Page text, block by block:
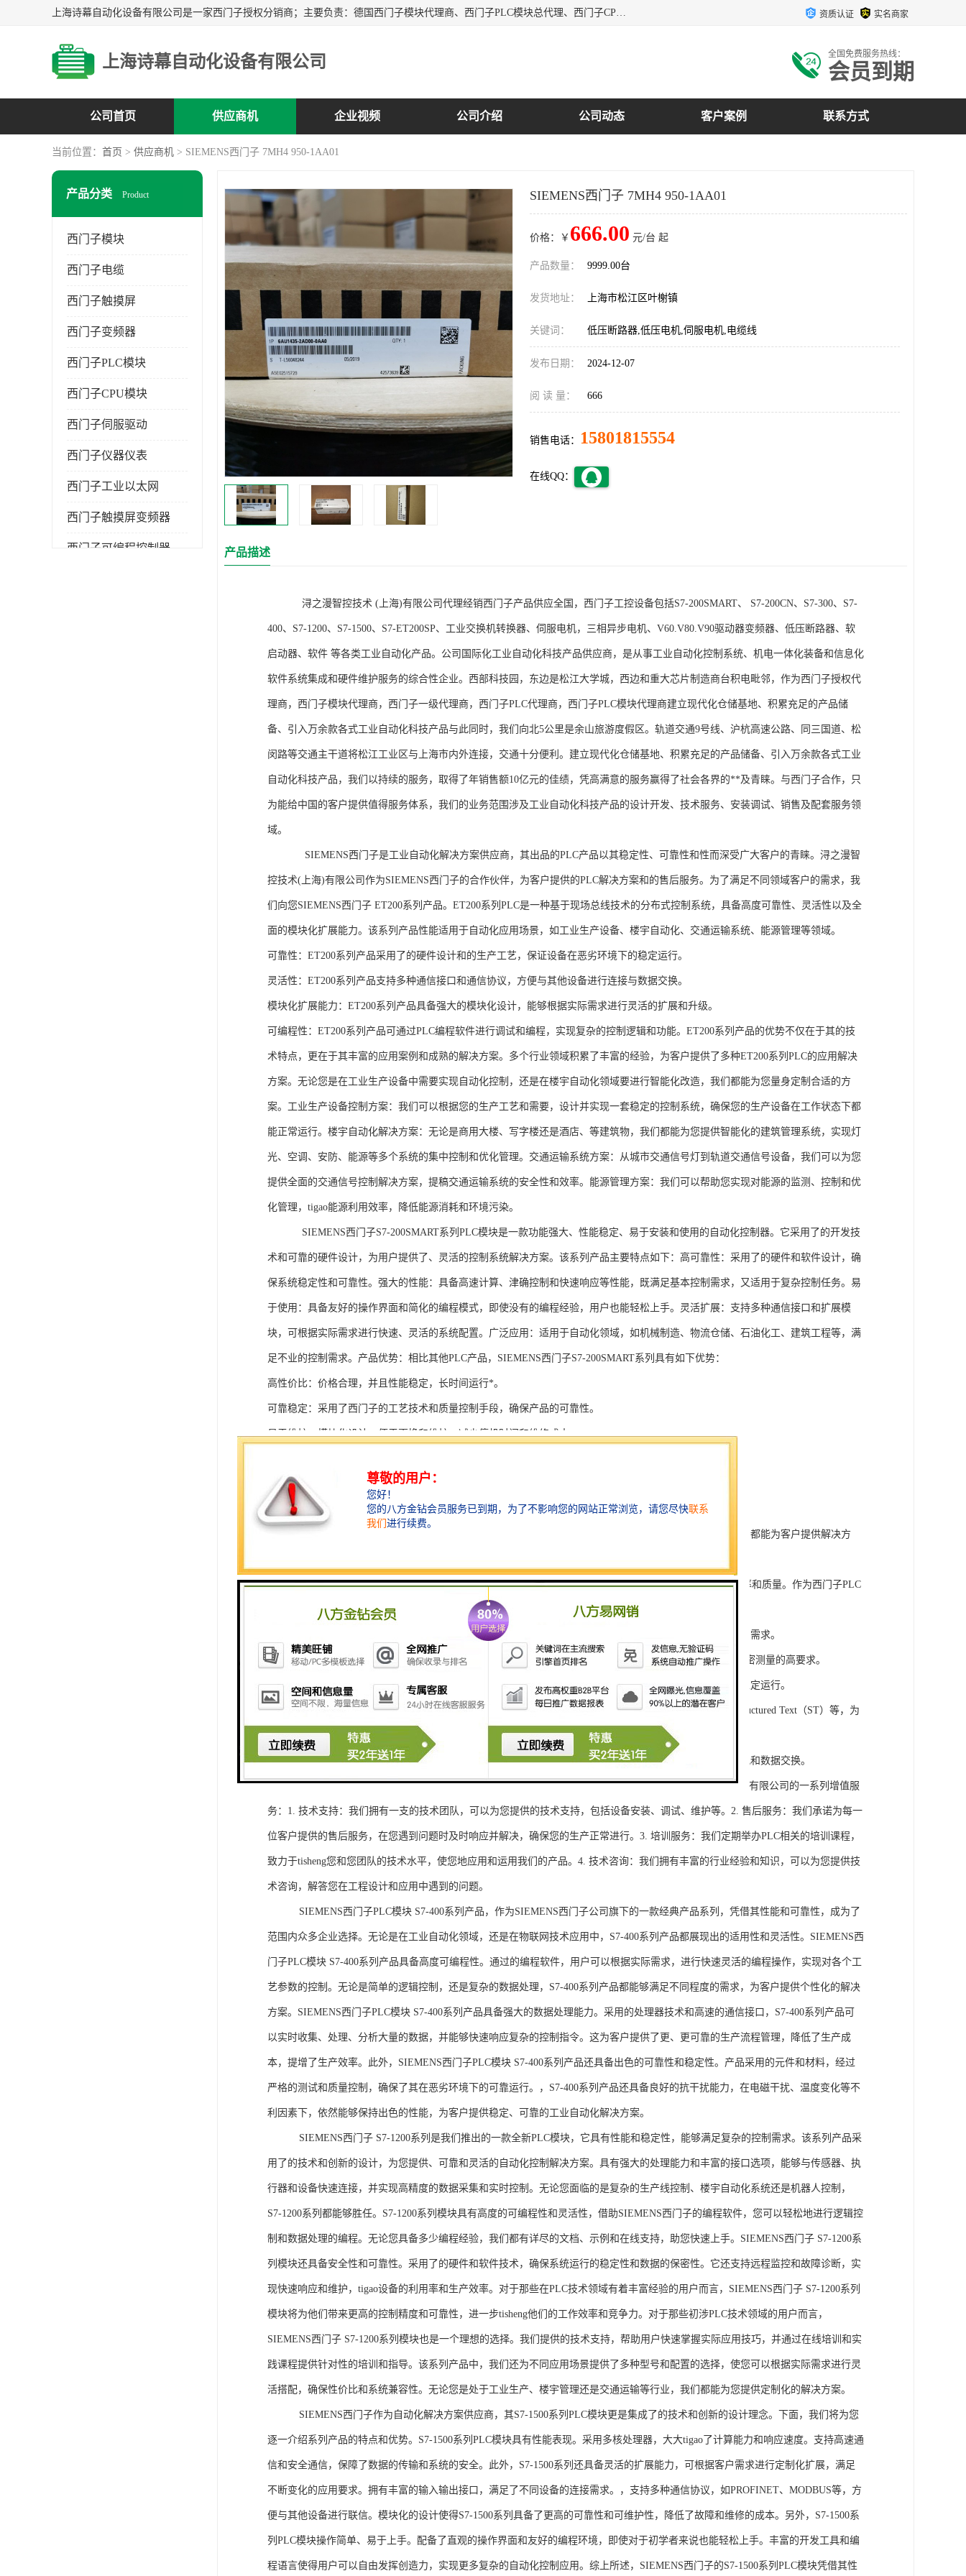
上海诗幕自动化设备有限公司是一家西门子授权分销商；主要负责：德国西门子模块代理商、西门子PLC模块总代理、西门子CPU模块代理商、西门子电缆代理、西门子触摸屏变频器总代理等专销售西门子各系列产品；实体公司，诚信经营，价格优势，品质保证，库存量大，供应！ 资质认证 实名商家
上海诗幕自动化设备有限公司 全国免费服务热线：
会员到期
公司首页 供应商机 企业视频 公司介绍 公司动态 客户案例 联系方式
当前位置： 首页 > 供应商机 > SIEMENS西门子 7MH4 950-1AA01
产品分类 Product
西门子模块
西门子电缆
西门子触摸屏
西门子变频器
西门子PLC模块
西门子CPU模块
西门子伺服驱动
西门子仪器仪表
西门子工业以太网
西门子触摸屏变频器
西门子可编程控制器
SIEMENS西门子 7MH4 950-1AA01
价格：￥ 666.00 元/台 起
产品数量： 9999.00台
发货地址： 上海市松江区叶榭镇
关键词： 低压断路器,低压电机,伺服电机,电缆线
发布日期： 2024-12-07
阅 读 量： 666
销售电话： 15801815554
在线QQ：
产品描述
浔之漫智控技术 (上海)有限公司代理经销西门子产品供应全国，西门子工控设备包括S7-200SMART、 S7-200CN、S7-300、S7-
400、S7-1200、S7-1500、S7-ET200SP、工业交换机转换器、伺服电机，三相异步电机、V60.V80.V90驱动器变频器、低压断路器、软
启动器、软件 等各类工业自动化产品。公司国际化工业自动化科技产品供应商，是从事工业自动化控制系统、机电一体化装备和信息化
软件系统集成和硬件维护服务的综合性企业。西部科技园，东边是松江大学城，西边和重大芯片制造商台积电毗邻，作为西门子授权代
理商，西门子模块代理商，西门子一级代理商，西门子PLC代理商，西门子PLC模块代理商建立现代化仓储基地、积累充足的产品储
备、引入万余款各式工业自动化科技产品与此同时，我们向北5公里是余山旅游度假区。轨道交通9号线、沪杭高速公路、同三国道、松
闵路等交通主干道将松江工业区与上海市内外连接，交通十分便利。建立现代化仓储基地、积累充足的产品储备、引入万余款各式工业
自动化科技产品，我们以持续的服务，取得了年销售额10亿元的佳绩，凭高满意的服务赢得了社会各界的**及青睐。与西门子合作，只
为能给中国的客户提供值得服务体系，我们的业务范围涉及工业自动化科技产品的设计开发、技术服务、安装调试、销售及配套服务领
域。
SIEMENS西门子是工业自动化解决方案供应商，其出品的PLC产品以其稳定性、可靠性和性而深受广大客户的青睐。浔之漫智
控技术(上海)有限公司作为SIEMENS西门子的合作伙伴，为客户提供的PLC解决方案和的售后服务。为了满足不同领域客户的需求，我
们向您SIEMENS西门子 ET200系列产品。ET200系列PLC是一种基于现场总线技术的分布式控制系统，具备高度可靠性、灵活性以及全
面的模块化扩展能力。该系列产品性能适用于自动化应用场景，如工业生产设备、楼宇自动化、交通运输系统、能源管理等领域。
可靠性：ET200系列产品采用了的硬件设计和的生产工艺，保证设备在恶劣环境下的稳定运行。
灵活性：ET200系列产品支持多种通信接口和通信协议，方便与其他设备进行连接与数据交换。
模块化扩展能力：ET200系列产品具备强大的模块化设计，能够根据实际需求进行灵活的扩展和升级。
可编程性：ET200系列产品可通过PLC编程软件进行调试和编程，实现复杂的控制逻辑和功能。ET200系列产品的优势不仅在于其的技
术特点，更在于其丰富的应用案例和成熟的解决方案。多个行业领域积累了丰富的经验，为客户提供了多种ET200系列PLC的应用解决
方案。无论您是在工业生产设备中需要实现自动化控制，还是在楼宇自动化领域要进行智能化改造，我们都能为您量身定制合适的方
案。工业生产设备控制方案：我们可以根据您的生产工艺和需要，设计并实现一套稳定的控制系统，确保您的生产设备在工作状态下都
能正常运行。楼宇自动化解决方案：无论是商用大楼、写字楼还是酒店、等建筑物，我们都能为您提供智能化的建筑管理系统，实现灯
光、空调、安防、能源等多个系统的集中控制和优化管理。交通运输系统方案：从城市交通信号灯到轨道交通信号设备，我们可以为您
提供全面的交通信号控制解决方案，提稿交通运输系统的安全性和效率。能源管理方案：我们可以帮助您实现对能源的监测、控制和优
化管理，tigao能源利用效率，降低能源消耗和环境污染。
SIEMENS西门子S7-200SMART系列PLC模块是一款功能强大、性能稳定、易于安装和使用的自动化控制器。它采用了的开发技
术和可靠的硬件设计，为用户提供了、灵活的控制系统解决方案。该系列产品主要特点如下：高可靠性：采用了的硬件和软件设计，确
保系统稳定性和可靠性。强大的性能：具备高速计算、津确控制和快速响应等性能，既满足基本控制需求，又适用于复杂控制任务。易
于使用：具备友好的操作界面和简化的编程模式，即使没有的编程经验，用户也能轻松上手。灵活扩展：支持多种通信接口和扩展模
块，可根据实际需求进行快速、灵活的系统配置。广泛应用：适用于自动化领域，如机械制造、物流仓储、石油化工、建筑工程等，满
足不业的控制需求。产品优势：相比其他PLC产品，SIEMENS西门子S7-200SMART系列具有如下优势：
高性价比：价格合理，并且性能稳定，长时间运行*。
可靠稳定：采用了西门子的工艺技术和质量控制手段，确保产品的可靠性。
易于维护：模块化设计，便于更换和维护，减少停机时间和维修成本。
灵活配置：多种通信接口和编程模式可选，满足不同用户的个性化要求。
快速部署：配备了完善的软件工具和技术支持，可快速部署系统，缩短项目周期。
在智能科技、自动化科技和机电领域内有着到的见解。无论是提供技术咨询，还是进行技术开发和转让，我们都能为客户提供解决方
SIEMENS西门子PLC模块S7-300系列产品是一系列高可靠性、高性能的工控设备，旨在tisheng生产效率和质量。作为西门子PLC
系列中的重要组成部分，S7-300系列产品具有以下突出特点：
1. 灵活性和可扩展性：S7-300系列产品设计特，可根据客户需求灵活配置输入输出模块，满足不同规模工程的需求。
2. 高速、高精度的模拟量输入输出：S7-300系列产品支持多达8个模拟量输入输出通道，可满足对于控制和精密测量的高要求。
3. 高可靠性和稳定性：S7-300系列产品采用的硬件和软件技术，具有高度可靠性和稳定性，保证系统的长期稳定运行。
4. 灵活可编程：S7-300系列产品采用TIA Portal开发环境，支持多种编程语言，如Ladder Diagram（LD）、Structured Text（ST）等，为
工程师提供了更多编程选择。
5. 可靠的通讯接口：S7-300系列产品配备丰富的通讯接口，可与其他工控设备无缝集成，实现设备之间的通讯和数据交换。
购买SIEMENS西门子PLC模块S7-300系列产品，不仅获得了可靠的工控设备，还将获得浔之漫智控技术(上海)有限公司的一系列增值服
务：1. 技术支持：我们拥有一支的技术团队，可以为您提供的技术支持，包括设备安装、调试、维护等。2. 售后服务：我们承诺为每一
位客户提供的售后服务，在您遇到问题时及时响应并解决，确保您的生产正常进行。3. 培训服务：我们定期举办PLC相关的培训课程，
致力于tisheng您和您团队的技术水平，使您地应用和运用我们的产品。4. 技术咨询：我们拥有丰富的行业经验和知识，可以为您提供技
术咨询，解答您在工程设计和应用中遇到的问题。
SIEMENS西门子PLC模块 S7-400系列产品，作为SIEMENS西门子公司旗下的一款经典产品系列，凭借其性能和可靠性，成为了
范围内众多企业选择。无论是在工业自动化领域，还是在物联网技术应用中，S7-400系列产品都展现出的适用性和灵活性。SIEMENS西
门子PLC模块 S7-400系列产品具备高度可编程性。通过的编程软件，用户可以根据实际需求，进行快速灵活的编程操作，实现对各个工
艺参数的控制。无论是简单的逻辑控制，还是复杂的数据处理，S7-400系列产品都能够满足不同程度的需求，为客户提供个性化的解决
方案。SIEMENS西门子PLC模块 S7-400系列产品具备强大的数据处理能力。采用的处理器技术和高速的通信接口，S7-400系列产品可
以实时收集、处理、分析大量的数据，并能够快速响应复杂的控制指令。这为客户提供了更、更可靠的生产流程管理，降低了生产成
本，提增了生产效率。此外，SIEMENS西门子PLC模块 S7-400系列产品还具备出色的可靠性和稳定性。产品采用的元件和材料，经过
严格的测试和质量控制，确保了其在恶劣环境下的可靠运行。，S7-400系列产品还具备良好的抗干扰能力，在电磁干扰、温度变化等不
利因素下，依然能够保持出色的性能，为客户提供稳定、可靠的工业自动化解决方案。
SIEMENS西门子 S7-1200系列是我们推出的一款全新PLC模块，它具有性能和稳定性，能够满足复杂的控制需求。该系列产品采
用了的技术和创新的设计，为您提供、可靠和灵活的自动化控制解决方案。具有强大的处理能力和丰富的接口选项，能够与传感器、执
行器和设备快速连接，并实现高精度的数据采集和实时控制。无论您面临的是复杂的生产线控制、楼宇自动化系统还是机器人控制，
S7-1200系列都能够胜任。S7-1200系列模块具有高度的可编程性和灵活性，借助SIEMENS西门子的编程软件，您可以轻松地进行逻辑控
制和数据处理的编程。无论您具备多少编程经验，我们都有详尽的文档、示例和在线支持，助您快速上手。SIEMENS西门子 S7-1200系
列模块还具备安全性和可靠性。采用了的硬件和软件技术，确保系统运行的稳定性和数据的保密性。它还支持远程监控和故障诊断，实
现快速响应和维护，tigao设备的利用率和生产效率。对于那些在PLC技术领域有着丰富经验的用户而言，SIEMENS西门子 S7-1200系列
模块将为他们带来更高的控制精度和可靠性，进一步tisheng他们的工作效率和竞争力。对于那些初涉PLC技术领域的用户而言，
SIEMENS西门子 S7-1200系列模块也是一个理想的选择。我们提供的技术支持，帮助用户快速掌握实际应用技巧，并通过在线培训和实
践课程提供针对性的培训和指导。该系列产品中，我们还为不同应用场景提供了多种型号和配置的选择，使您可以根据实际需求进行灵
活搭配，确保性价比和系统兼容性。无论您是处于工业生产、楼宇管理还是交通运输等行业，我们都能为您提供定制化的解决方案。
SIEMENS西门子作为自动化解决方案供应商，其S7-1500系列PLC模块更是集成了的技术和创新的设计理念。下面，我们将为您
逐一介绍系列产品的特点和优势。S7-1500系列PLC模块具有性能表现。采用多核处理器，大大tigao了计算能力和响应速度。支持高速通
信和安全通信，保障了数据的传输和系统的安全。此外，S7-1500系列还具备灵活的扩展能力，可根据客户需求进行定制化扩展，满足
不断变化的应用要求。拥有丰富的输入输出接口，满足了不同设备的连接需求。，支持多种通信协议，如PROFINET、MODBUS等，方
便与其他设备进行联信。模块化的设计使得S7-1500系列具备了更高的可靠性和可维护性，降低了故障和维修的成本。另外，S7-1500系
列PLC模块操作简单、易于上手。配备了直观的操作界面和友好的编程环境，即使对于初学者来说也能轻松上手。丰富的开发工具和编
程语言使得用户可以自由发挥创造力，实现更多复杂的自动化控制应用。综上所述，SIEMENS西门子的S7-1500系列PLC模块凭借其性